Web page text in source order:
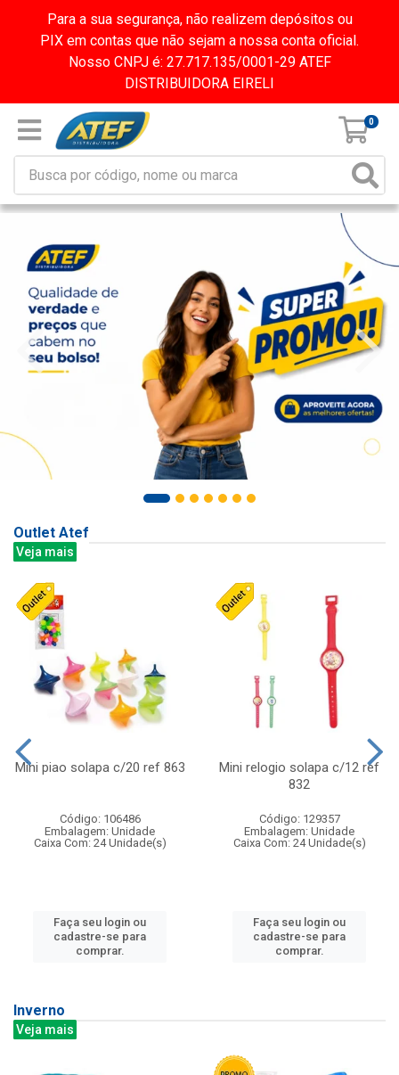
Para a sua segurança, não realizem depósitos ou
PIX em contas que não sejam a nossa conta oficial.
Nosso CNPJ é: 27.717.135/0001-29 ATEF
DISTRIBUIDORA EIRELI
0
Outlet Atef
Veja mais
Mini piao solapa c/20 ref 863
Código: 106486
Embalagem: Unidade
Caixa Com: 24 Unidade(s)
Faça seu login ou
cadastre-se para
comprar.
Mini relogio solapa c/12 ref
832
Código: 129357
Embalagem: Unidade
Caixa Com: 24 Unidade(s)
Faça seu login ou
cadastre-se para
comprar.
Inverno
Veja mais